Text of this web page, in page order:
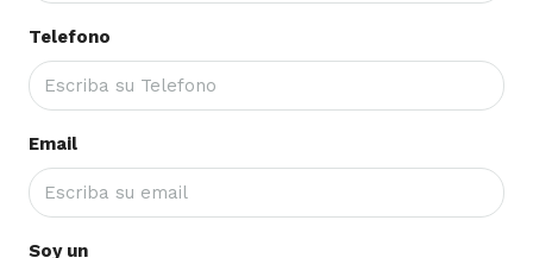
Telefono
Email
Soy un